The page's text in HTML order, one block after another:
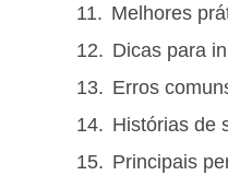
Melhores
Dicas para
Erros
Histórias de
Principais